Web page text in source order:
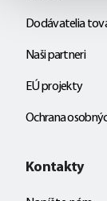
Dodávatelia
Naši partneri
EÚ projekty
Ochrana
Kontakty